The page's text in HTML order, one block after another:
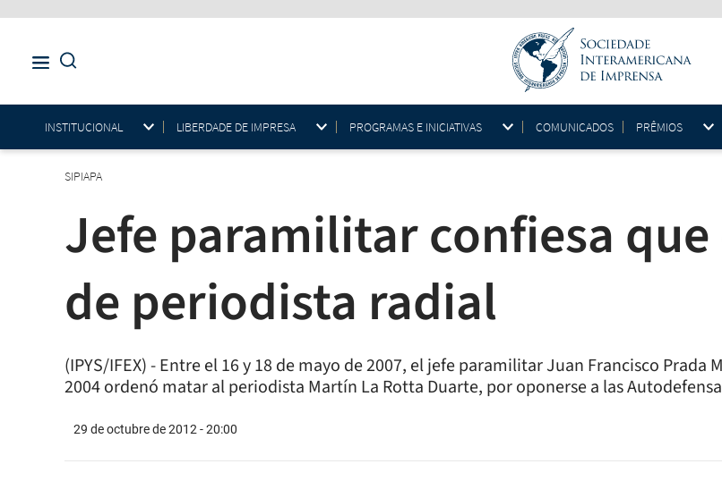
INSTITUCIONAL LIBERDADE DE IMPRESA PROGRAMAS E INICIATIVAS COMUNICADOS PRÊMIOS
SIPIAPA
Jefe paramilitar confiesa
de periodista radial
(IPYS/IFEX) - Entre el 16 y 18 de mayo de 2007, el jefe paramilitar Juan Francisco Prada
2004 ordenó matar al periodista Martín La Rotta Duarte, por oponerse a las
29 de octubre de 2012 - 20:00